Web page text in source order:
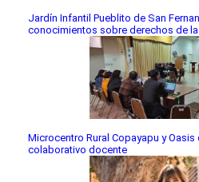
Jardín Infantil Pueblito de San
conocimientos sobre derechos de
Microcentro Rural Copayapu y
colaborativo docente